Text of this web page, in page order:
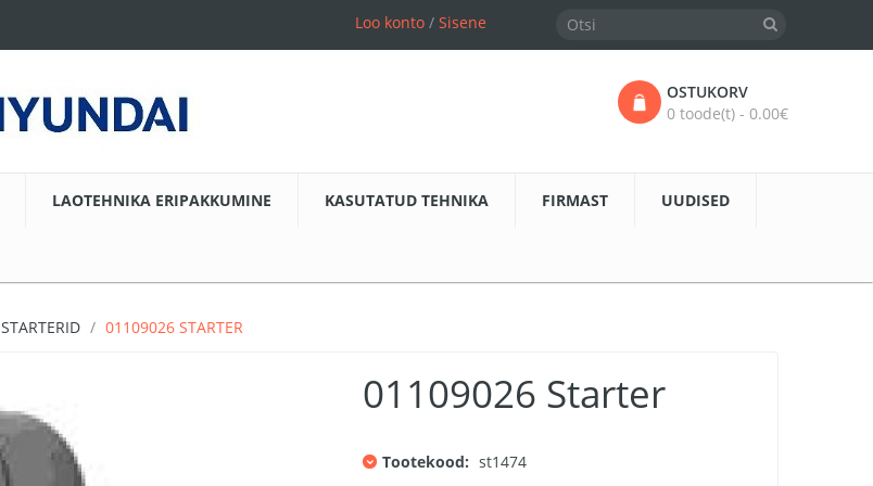
Loo konto/ Sisene
OSTUKORV
0 toode(t) - 0.00€
LAOTEHNIKA ERIPAKKUMINE KASUTATUD TEHNIKA FIRMAST UUDISED
STARTERID 01109026 STARTER
01109026 Starter
Tootekood: st1474